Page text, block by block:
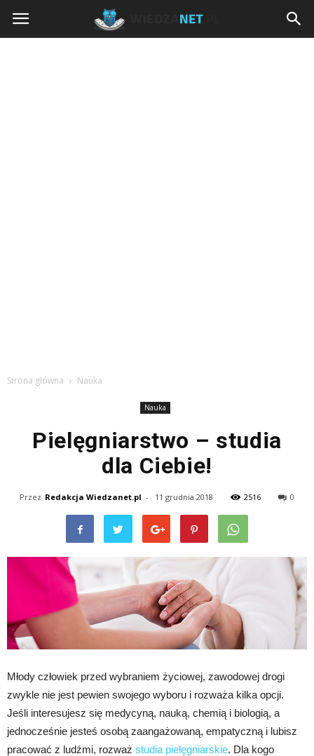
Wiedzanet.pl
Strona główna Nauka
Nauka
Pielęgniarstwo – studia
dla Ciebie!
Przez Redakcja Wiedzanet.pl - 11 grudnia 2018 2516 0
Młody człowiek przed wybraniem życiowej, zawodowej drogi
zwykle nie jest pewien swojego wyboru i rozważa kilka opcji.
Jeśli interesujesz się medycyną, nauką, chemią i biologią, a
jednocześnie jesteś osobą zaangażowaną, empatyczną i lubisz
pracować z ludźmi, rozważ studia pielęgniarskie. Dla kogo